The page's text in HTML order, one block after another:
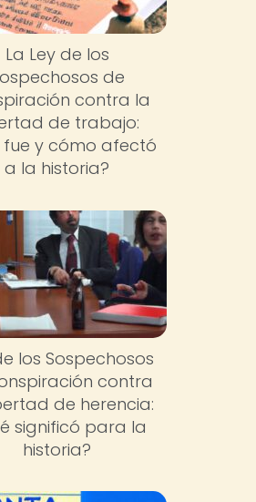
La Ley de los
de
contra la
de trabajo:
fue y cómo afectó
a la historia?
los Sospechosos
contra
de herencia:
significó para la
historia?